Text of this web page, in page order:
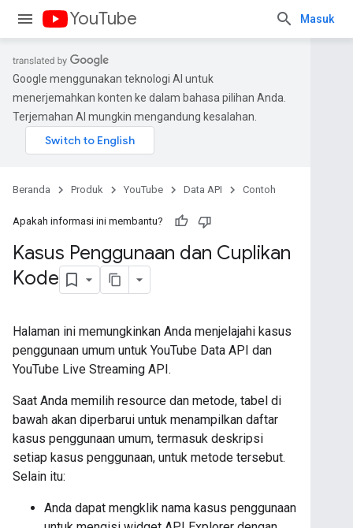
YouTube Masuk
Google menggunakan teknologi AI untuk
menerjemahkan konten ke dalam bahasa pilihan Anda.
Terjemahan AI mungkin mengandung kesalahan.
Beranda Produk YouTube Data API Contoh
Apakah informasi ini membantu?
Kasus Penggunaan dan Cuplikan
Kode